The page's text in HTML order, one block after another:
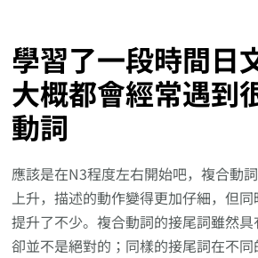
學習了一段時間日
大概都會經常遇到
動詞
應該是在N3程度左右開始吧，複合動
上升，描述的動作變得更加仔細，但
提升了不少。複合動詞的接尾詞雖然具
卻並不是絕對的；同樣的接尾詞在不